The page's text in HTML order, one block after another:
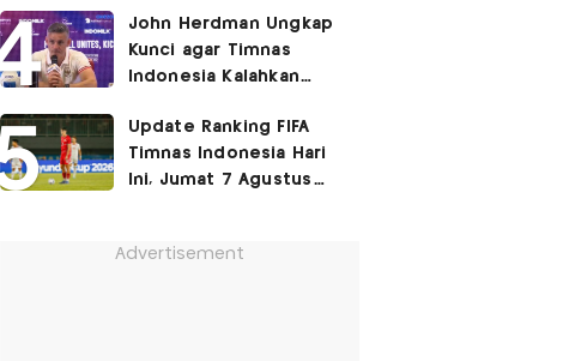
Duduk di Bangku
Cadangan!
John Herdman Ungkap
Kunci agar Timnas
Indonesia Kalahkan
2026: Tenang tapi
Berapi-api
Update Ranking FIFA
Timnas Indonesia Hari
Ini, Jumat 7 Agustus
Advertisement